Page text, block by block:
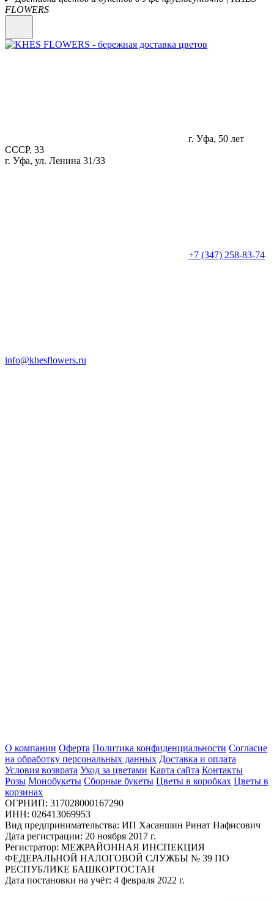
FLOWERS
г. Уфа, 50 лет
СССР, 33
г. Уфа, ул. Ленина 31/33
+7 (347) 258-83-74
info@khesflowers.ru
О компании Оферта Политика конфиденциальности Согласие
на обработку персональных данных Доставка и оплата
Условия возврата Уход за цветами Карта сайта Контакты
Розы Монобукеты Сборные букеты Цветы в коробках Цветы в
корзинах
ОГРНИП: 317028000167290
ИНН: 026413069953
Вид предпринимательства: ИП Хасаншин Ринат Нафисович
Дата регистрации: 20 ноября 2017 г.
Регистратор: МЕЖРАЙОННАЯ ИНСПЕКЦИЯ
ФЕДЕРАЛЬНОЙ НАЛОГОВОЙ СЛУЖБЫ № 39 ПО
РЕСПУБЛИКЕ БАШКОРТОСТАН
Дата постановки на учёт: 4 февраля 2022 г.